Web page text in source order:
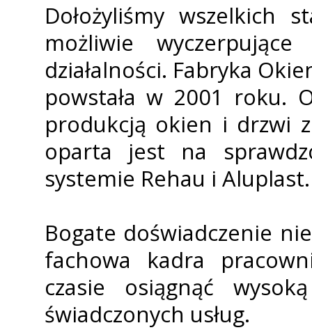
Dołożyliśmy wszelkich
możliwie
działalności. Fabryka
powstała w 2001 roku.
produkcją okien i drzwi
oparta jest na
systemie Rehau i Aluplast.
Bogate doświadczenie
fachowa kadra
czasie osiągnąć
świadczonych usług.